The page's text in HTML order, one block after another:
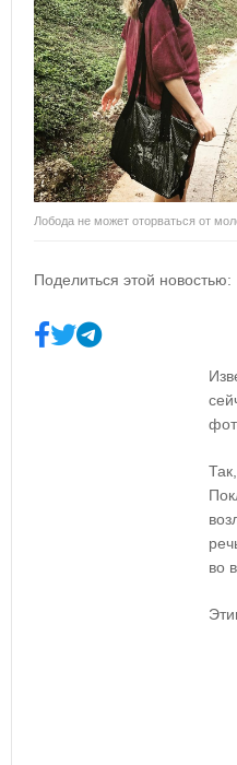
Лобода не может оторваться от
Поделиться этой новостью:
во